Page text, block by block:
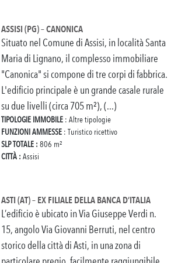
ASSISI (PG) – CANONICA
Situato nel Comune di Assisi, in località Santa
Maria di Lignano, il complesso immobiliare
"Canonica" si compone di tre corpi di fabbrica.
L'edificio principale è un grande casale rurale
su due livelli (circa 705 m²), (...)
TIPOLOGIE IMMOBILE : Altre tipologie
FUNZIONI AMMESSE : Turistico ricettivo
SLP TOTALE : 806 m²
CITTÀ : Assisi
ASTI (AT) – EX FILIALE DELLA BANCA D’ITALIA
L’edificio è ubicato in Via Giuseppe Verdi n.
15, angolo Via Giovanni Berruti, nel centro
storico della città di Asti, in una zona di